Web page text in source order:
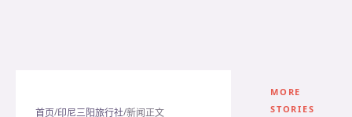
首页/印尼三阳旅行社/新闻正文
MORE
STORIES